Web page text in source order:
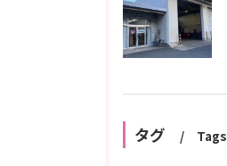
タグ Tags